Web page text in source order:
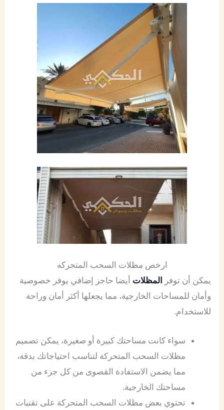
ارخص مظلات السحب المتحركه
يمكن أن توفر
المظلات أيضا حاجز إضافي يوفر خصوصية
وأمان للمساحات الخارجية، مما يجعلها أكثر أمان وراحة
للاستخدام.
سواء كانت مساحتك كبيرة أو صغيرة، يمكن تصميم
مظلات السحب المتحركة لتناسب احتياجاتك بدقة،
مما يضمن الاستفادة القصوى من كل جزء من
مساحتك الخارجية.
تحتوي بعض مظلات السحب المتحركة على تقنيات